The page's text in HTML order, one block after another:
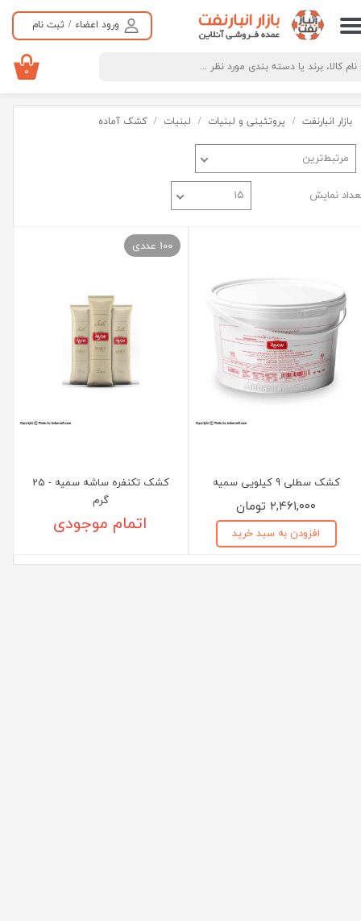
ورود اعضاء / ثبت نام
حساب کاربری من
تغییر گذر واژه
سفارشات
خروج از حساب کاربری
۰
بازار انبارنفت پروتئینی و لبنیات لبنیات کشک آماده
مرتبط‌ترین
نمایش ۱۵
کشک سطلی 9 کیلویی سمیه
۲,۴۶۱,۰۰۰ تومان
افزودن به سبد خرید
کشک تکنفره ساشه سمیه - 25
گرم
اتمام موجودی
100 عددی